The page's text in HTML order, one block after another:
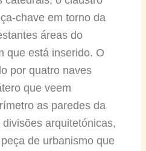
chave em torno da
áreas do
que está inserido. O
por quatro naves
que veem
as paredes da
arquitetónicas,
de urbanismo que